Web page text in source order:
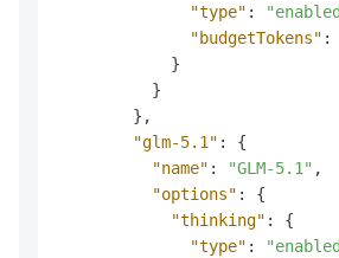
"type" :
"budgetTokens" :
}
}
} ,
"glm-5.1" :
{
"name" : "GLM-5.1" ,
"options" :
{
"thinking" :
{
"type" :